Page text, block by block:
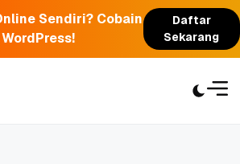
Sendiri? Cobain
Daftar
Sekarang